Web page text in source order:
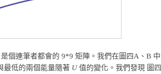
個連筆者都會的 9*9 矩陣。我們在圖四A、B 中
最低的兩個能量隨著 U值的變化。我們發現 圖四